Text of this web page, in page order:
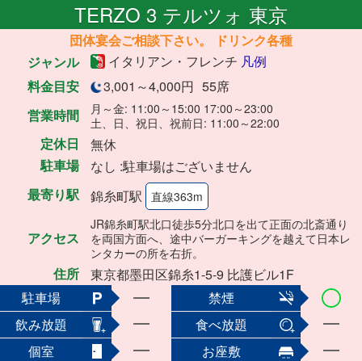
TERZO 3 テルツォ 東京
団体宴会ご相談下さい。 ドリンク各種
ジャンル
イタリアン・フレンチ 凡例
料金目安
3,001～4,000円 55席
営業時間
月～金: 11:00～15:00 17:00～23:00
土、日、祝日、祝前日: 11:00～22:00
定休日
無休
駐車場
なし :駐車場はございません
最寄り駅
錦糸町駅 直線363m
アクセス
JR錦糸町駅北口徒歩5分北口を出て正面の北斎通り
を両国方面へ、途中バーガーキングを越えて日本レ
ンタカーの所を右折。
住所
東京都墨田区錦糸1-5-9 比護ビル1F
駐車場
禁煙
飲み放題
食べ放題
個室
お座敷